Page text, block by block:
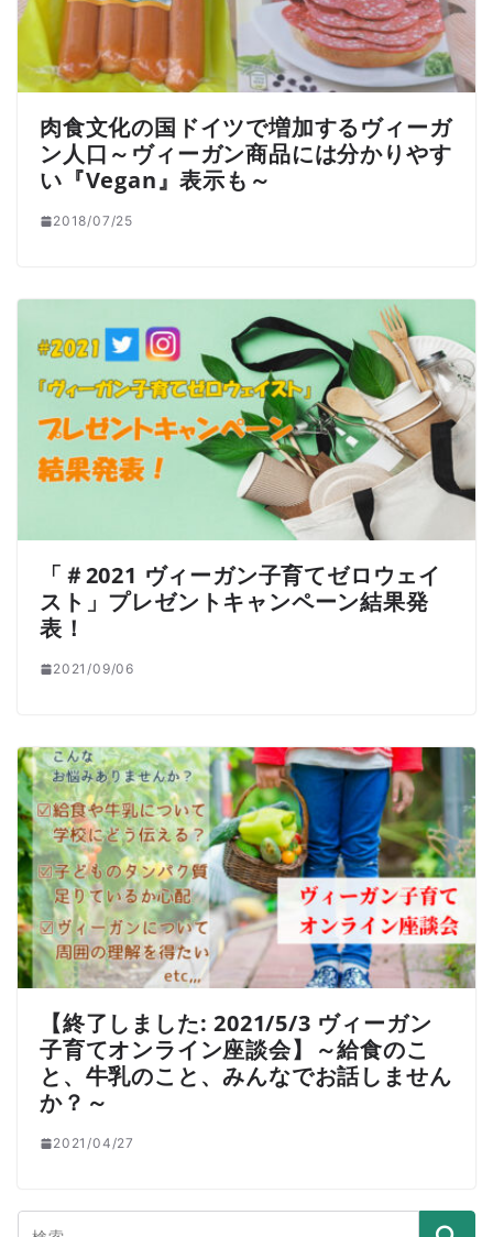
肉食文化の国ドイツで増加するヴィーガ
ン人口～ヴィーガン商品には分かりやす
い『Vegan』表示も～
2018/07/25
「＃2021 ヴィーガン子育てゼロウェイ
スト」プレゼントキャンペーン結果発
表！
2021/09/06
【終了しました: 2021/5/3 ヴィーガン
子育てオンライン座談会】～給食のこ
と、牛乳のこと、みんなでお話しません
か？～
2021/04/27